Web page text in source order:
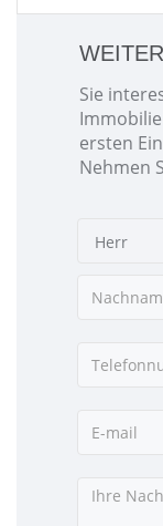
Sie
ersten
Nehmen
Herr